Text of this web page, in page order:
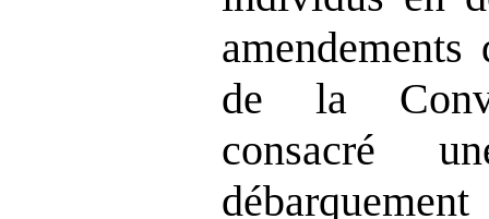
de la
consacré